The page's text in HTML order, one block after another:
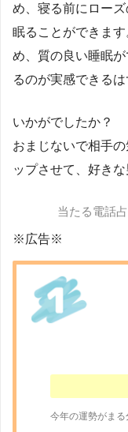
め、寝る前にロー
眠ることができま
め、質の良い睡眠
るのが実感できるは
いかがでしたか？
おまじないで相手
ップさせて、好き
当たる電話
※広告※
今年の運勢がまる